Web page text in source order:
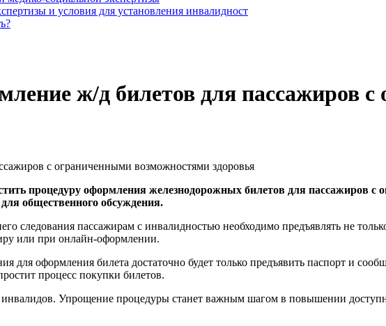
и условия для установления инвалидност
ж/д билетов для пассажиров
процедуру оформления железнодорожных билетов для пассажиров
общественного обсуждения.
следования пассажирам с инвалидностью необходимо предъявлять не
или при онлайн-оформлении.
для оформления билета достаточно будет только предъявить паспорт и
процесс покупки билетов.
Упрощение процедуры станет важным шагом в повышении